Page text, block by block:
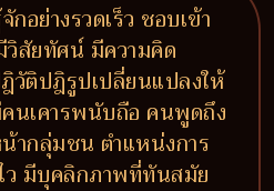
อย่างรวดเร็ว ชอบเข้า
สัยทัศน์ มีความคิด
วัติปฎิรูปเปลี่ยนแปลงให้
นเคารพนับถือ คนพูดถึง
ากลุ่มชน ตำแหน่งการ
มีบุคลิกภาพที่ทันสมัย